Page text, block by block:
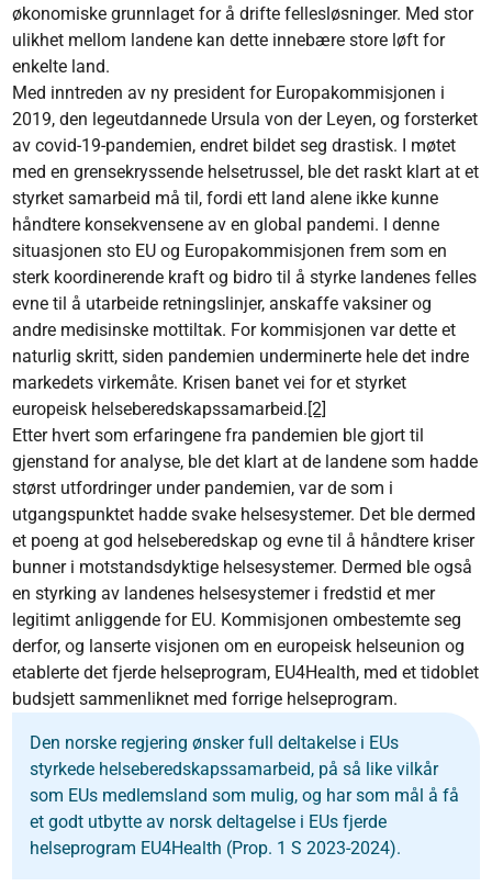
økonomiske grunnlaget for å drifte fellesløsninger. Med stor
ulikhet mellom landene kan dette innebære store løft for
enkelte land.
Med inntreden av ny president for Europakommisjonen i
2019, den legeutdannede Ursula von der Leyen, og forsterket
av covid-19-pandemien, endret bildet seg drastisk. I møtet
med en grensekryssende helsetrussel, ble det raskt klart at et
styrket samarbeid må til, fordi ett land alene ikke kunne
håndtere konsekvensene av en global pandemi. I denne
situasjonen sto EU og Europakommisjonen frem som en
sterk koordinerende kraft og bidro til å styrke landenes felles
evne til å utarbeide retningslinjer, anskaffe vaksiner og
andre medisinske mottiltak. For kommisjonen var dette et
naturlig skritt, siden pandemien underminerte hele det indre
markedets virkemåte. Krisen banet vei for et styrket
europeisk helseberedskapssamarbeid. [2]
Etter hvert som erfaringene fra pandemien ble gjort til
gjenstand for analyse, ble det klart at de landene som hadde
størst utfordringer under pandemien, var de som i
utgangspunktet hadde svake helsesystemer. Det ble dermed
et poeng at god helseberedskap og evne til å håndtere kriser
bunner i motstandsdyktige helsesystemer. Dermed ble også
en styrking av landenes helsesystemer i fredstid et mer
legitimt anliggende for EU. Kommisjonen ombestemte seg
derfor, og lanserte visjonen om en europeisk helseunion og
etablerte det fjerde helseprogram, EU4Health, med et tidoblet
budsjett sammenliknet med forrige helseprogram.
Den norske regjering ønsker full deltakelse i EUs
styrkede helseberedskapssamarbeid, på så like vilkår
som EUs medlemsland som mulig, og har som mål å få
et godt utbytte av norsk deltagelse i EUs fjerde
helseprogram EU4Health (Prop. 1 S 2023-2024).